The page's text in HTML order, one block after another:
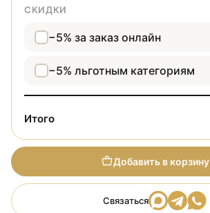
СКИДКИ
−5% за заказ онлайн
−5% льготным категориям
Итого
Добавить в корзину
Связаться